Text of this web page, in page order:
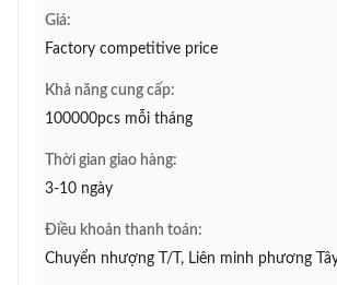
Giá:
Factory competitive price
Khả năng cung cấp:
100000pcs mỗi tháng
Thời gian giao hàng:
3-10 ngày
Điều khoản thanh toán:
Chuyển nhượng T/T, Liên minh phương